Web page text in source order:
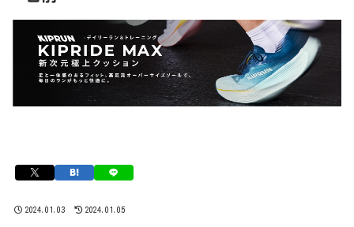
2024.01.03 2024.01.05